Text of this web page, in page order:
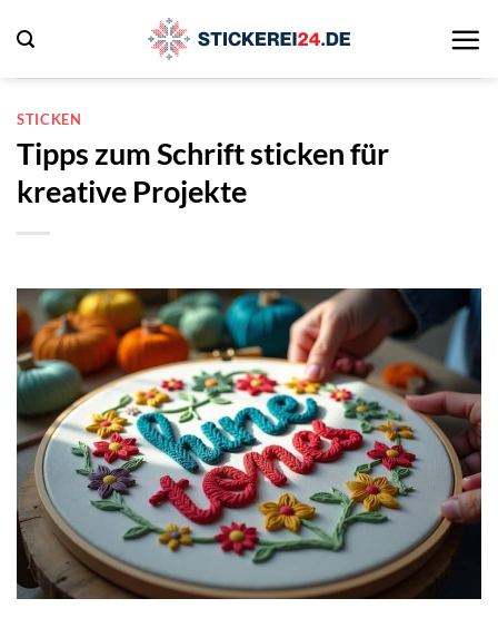
Inhalt
springen
STICKEN
Tipps zum Schrift sticken für
kreative Projekte